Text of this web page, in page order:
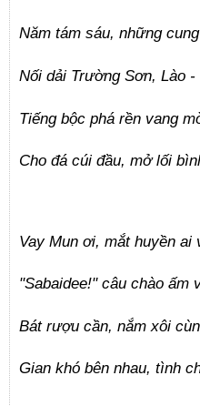
Năm tám sáu, những
Nối dải Trường Sơn, Lào
Tiếng bộc phá rền vang
Cho đá cúi đầu, mở lối
Vay Mun ơi, mắt huyền ai
"Sabaidee!" câu chào ấm
Bát rượu cần, nắm xôi
Gian khó bên nhau, tình